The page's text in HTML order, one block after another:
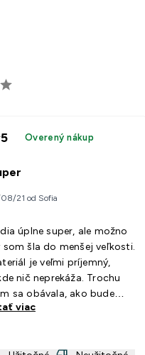
5 Overený nákup
21 od Sofia
úplne super, ale možno
som šla do menšej veľkosti.
je veľmi príjemný,
nič neprekáža. Trochu
sa obávala, ako bude
svetlá časť na zadku,
viac